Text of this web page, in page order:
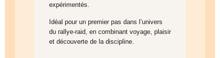
expérimentés.
Idéal pour un premier pas dans l’univers
du rallye-raid, en combinant voyage, plaisir
et découverte de la discipline.